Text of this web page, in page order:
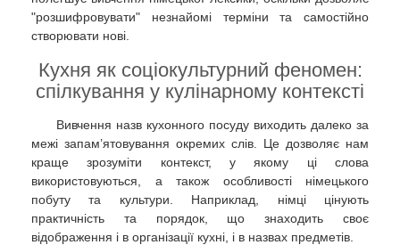
"розшифровувати" незнайомі терміни та самостійно
створювати нові.
Кухня як соціокультурний феномен:
спілкування у кулінарному контексті
Вивчення назв кухонного посуду виходить далеко за
межі запам’ятовування окремих слів. Це дозволяє нам
краще зрозуміти контекст, у якому ці слова
використовуються, а також особливості німецького
побуту та культури. Наприклад, німці цінують
практичність та порядок, що знаходить своє
відображення і в організації кухні, і в назвах предметів.